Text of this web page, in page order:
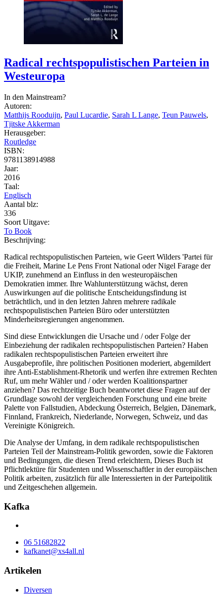
Radical rechtspopulistischen Parteien in
Westeuropa
In den Mainstream?
Autoren:
Matthijs Rooduijn, Paul Lucardie, Sarah L Lange, Teun Pauwels,
Tjitske Akkerman
Herausgeber:
Routledge
ISBN:
9781138914988
Jaar:
2016
Taal:
Englisch
Aantal blz:
336
Soort Uitgave:
To Book
Beschrijving:
Radical rechtspopulistischen Parteien, wie Geert Wilders 'Partei für
die Freiheit, Marine Le Pens Front National oder Nigel Farage der
UKIP, zunehmend an Einfluss in den westeuropäischen
Demokratien immer. Ihre Wahlunterstützung wächst, deren
Auswirkungen auf die politische Entscheidungsfindung ist
beträchtlich, und in den letzten Jahren mehrere radikale
rechtspopulistischen Parteien Büro oder unterstützten
Minderheitsregierungen angenommen.
Sind diese Entwicklungen die Ursache und / oder Folge der
Einbeziehung der radikalen rechtspopulistischen Parteien? Haben
radikalen rechtspopulistischen Parteien erweitert ihre
Ausgabeprofile, ihre politischen Positionen moderiert, abgemildert
ihre Anti-Establishment-Rhetorik und werfen ihre extremen Rechten
Ruf, um mehr Wähler und / oder werden Koalitionspartner
anziehen? Das rechtzeitige Buch beantwortet diese Fragen auf der
Grundlage sowohl der vergleichenden Forschung und eine breite
Palette von Fallstudien, Abdeckung Österreich, Belgien, Dänemark,
Finnland, Frankreich, Niederlande, Norwegen, Schweiz, und das
Vereinigte Königreich.
Die Analyse der Umfang, in dem radikale rechtspopulistischen
Parteien Teil der Mainstream-Politik geworden, sowie die Faktoren
und Bedingungen, die diesen Trend erleichtern, Dieses Buch ist
Pflichtlektüre für Studenten und Wissenschaftler in der europäischen
Politik arbeiten, zusätzlich für alle Interessierten in der Parteipolitik
und Zeitgeschehen allgemein.
Kafka
06 51682822
kafkanet@xs4all.nl
Artikelen
Diversen